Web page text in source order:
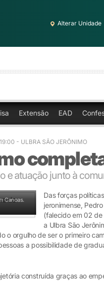
Alterar Unidade
Extensão EAD
- ULBRA SÃO JERÔNIMO
e atuação junto à
Canoas.
Das forças
jeronimense,
(falecido em 02
a Ulbra São
o orgulho de ser o primeiro
a possibilidade de
construída graças ao